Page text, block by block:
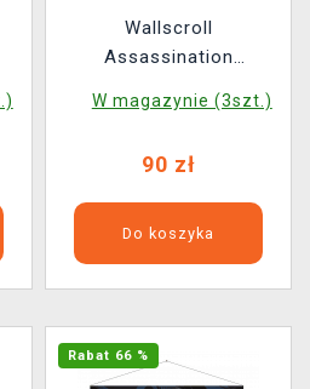
Wallscroll
Assassination
Sensei
W magazynie (3szt.)
90 zł
Do koszyka
Rabat 66 %